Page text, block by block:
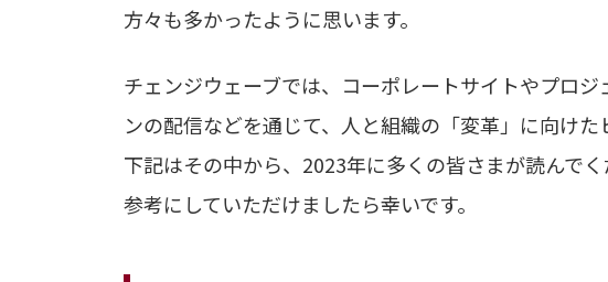
方々も多かったように思います。
チェンジウェーブでは、コーポレートサイトやプロ
ンの配信などを通じて、人と組織の「変革」に向けた
下記はその中から、2023年に多くの皆さまが読んで
参考にしていただけましたら幸いです。